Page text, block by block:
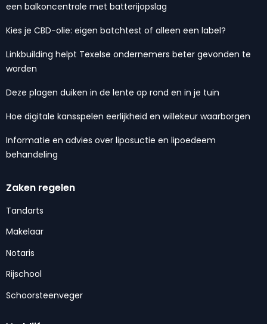
een balkoncentrale met batterijopslag
Kies je CBD-olie: eigen batchtest of alleen een label?
Linkbuilding helpt Texelse ondernemers beter gevonden te
worden
Deze plagen duiken in de lente op rond en in je tuin
Hoe digitale kansspelen eerlijkheid en willekeur waarborgen
Informatie en advies over liposuctie en lipoedeem
behandeling
Zaken regelen
Tandarts
Makelaar
Notaris
Rijschool
Schoorsteenveger